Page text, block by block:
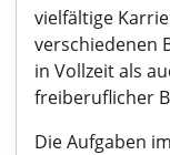
vielfältige
verschiedenen
in Vollzeit als
freiberuflicher
Die Aufgaben